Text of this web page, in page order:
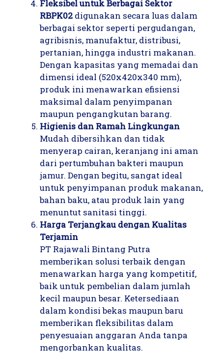
Fleksibel untuk Berbagai Sektor
RBPK02 digunakan secara luas dalam
berbagai sektor seperti pergudangan,
agribisnis, manufaktur, distribusi,
pertanian, hingga industri makanan.
Dengan kapasitas yang memadai dan
dimensi ideal (520x420x340 mm),
produk ini menawarkan efisiensi
maksimal dalam penyimpanan
maupun pengangkutan barang.
Higienis dan Ramah Lingkungan
Mudah dibersihkan dan tidak
menyerap cairan, keranjang ini aman
dari pertumbuhan bakteri maupun
jamur. Dengan begitu, sangat ideal
untuk penyimpanan produk makanan,
bahan baku, atau produk lain yang
menuntut sanitasi tinggi.
Harga Terjangkau dengan Kualitas
Terjamin
PT Rajawali Bintang Putra
memberikan solusi terbaik dengan
menawarkan harga yang kompetitif,
baik untuk pembelian dalam jumlah
kecil maupun besar. Ketersediaan
dalam kondisi bekas maupun baru
memberikan fleksibilitas dalam
penyesuaian anggaran Anda tanpa
mengorbankan kualitas.